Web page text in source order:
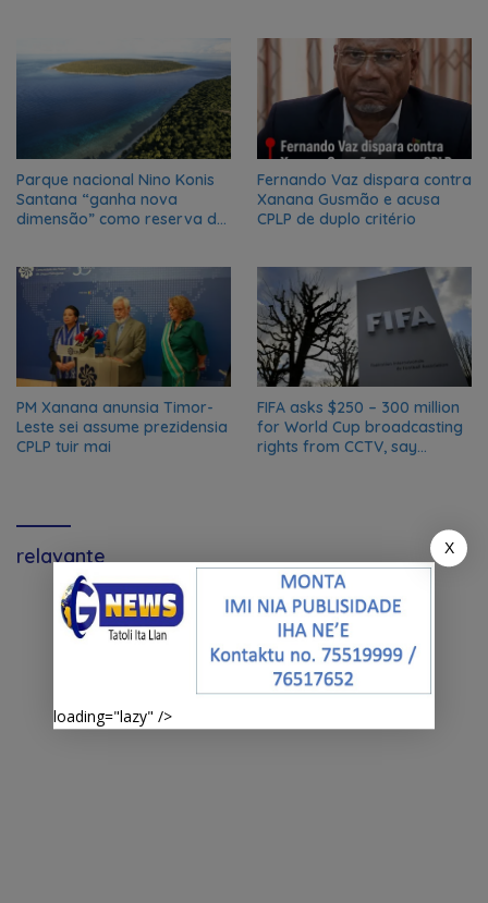
Parque nacional Nino Konis
Santana “ganha nova
dimensão” como reserva da
Fernando Vaz dispara contra
Xanana Gusmão e acusa
CPLP de duplo critério
PM Xanana anunsia Timor-
Leste sei assume prezidensia
CPLP tuir mai
FIFA asks $250 – 300 million
for World Cup broadcasting
rights from CCTV, say
relavante X
loading="lazy" />